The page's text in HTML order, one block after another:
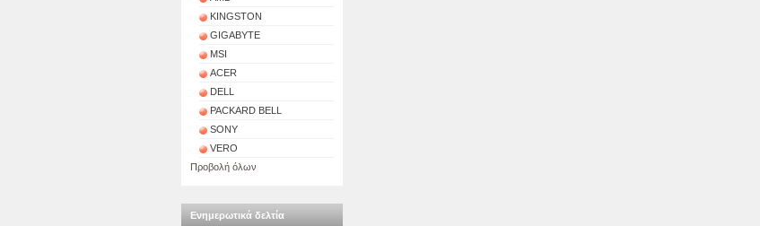
KINGSTON
GIGABYTE
MSI
ACER
DELL
PACKARD BELL
SONY
VERO
Προβολή όλων
Ενημερωτικά δελτία